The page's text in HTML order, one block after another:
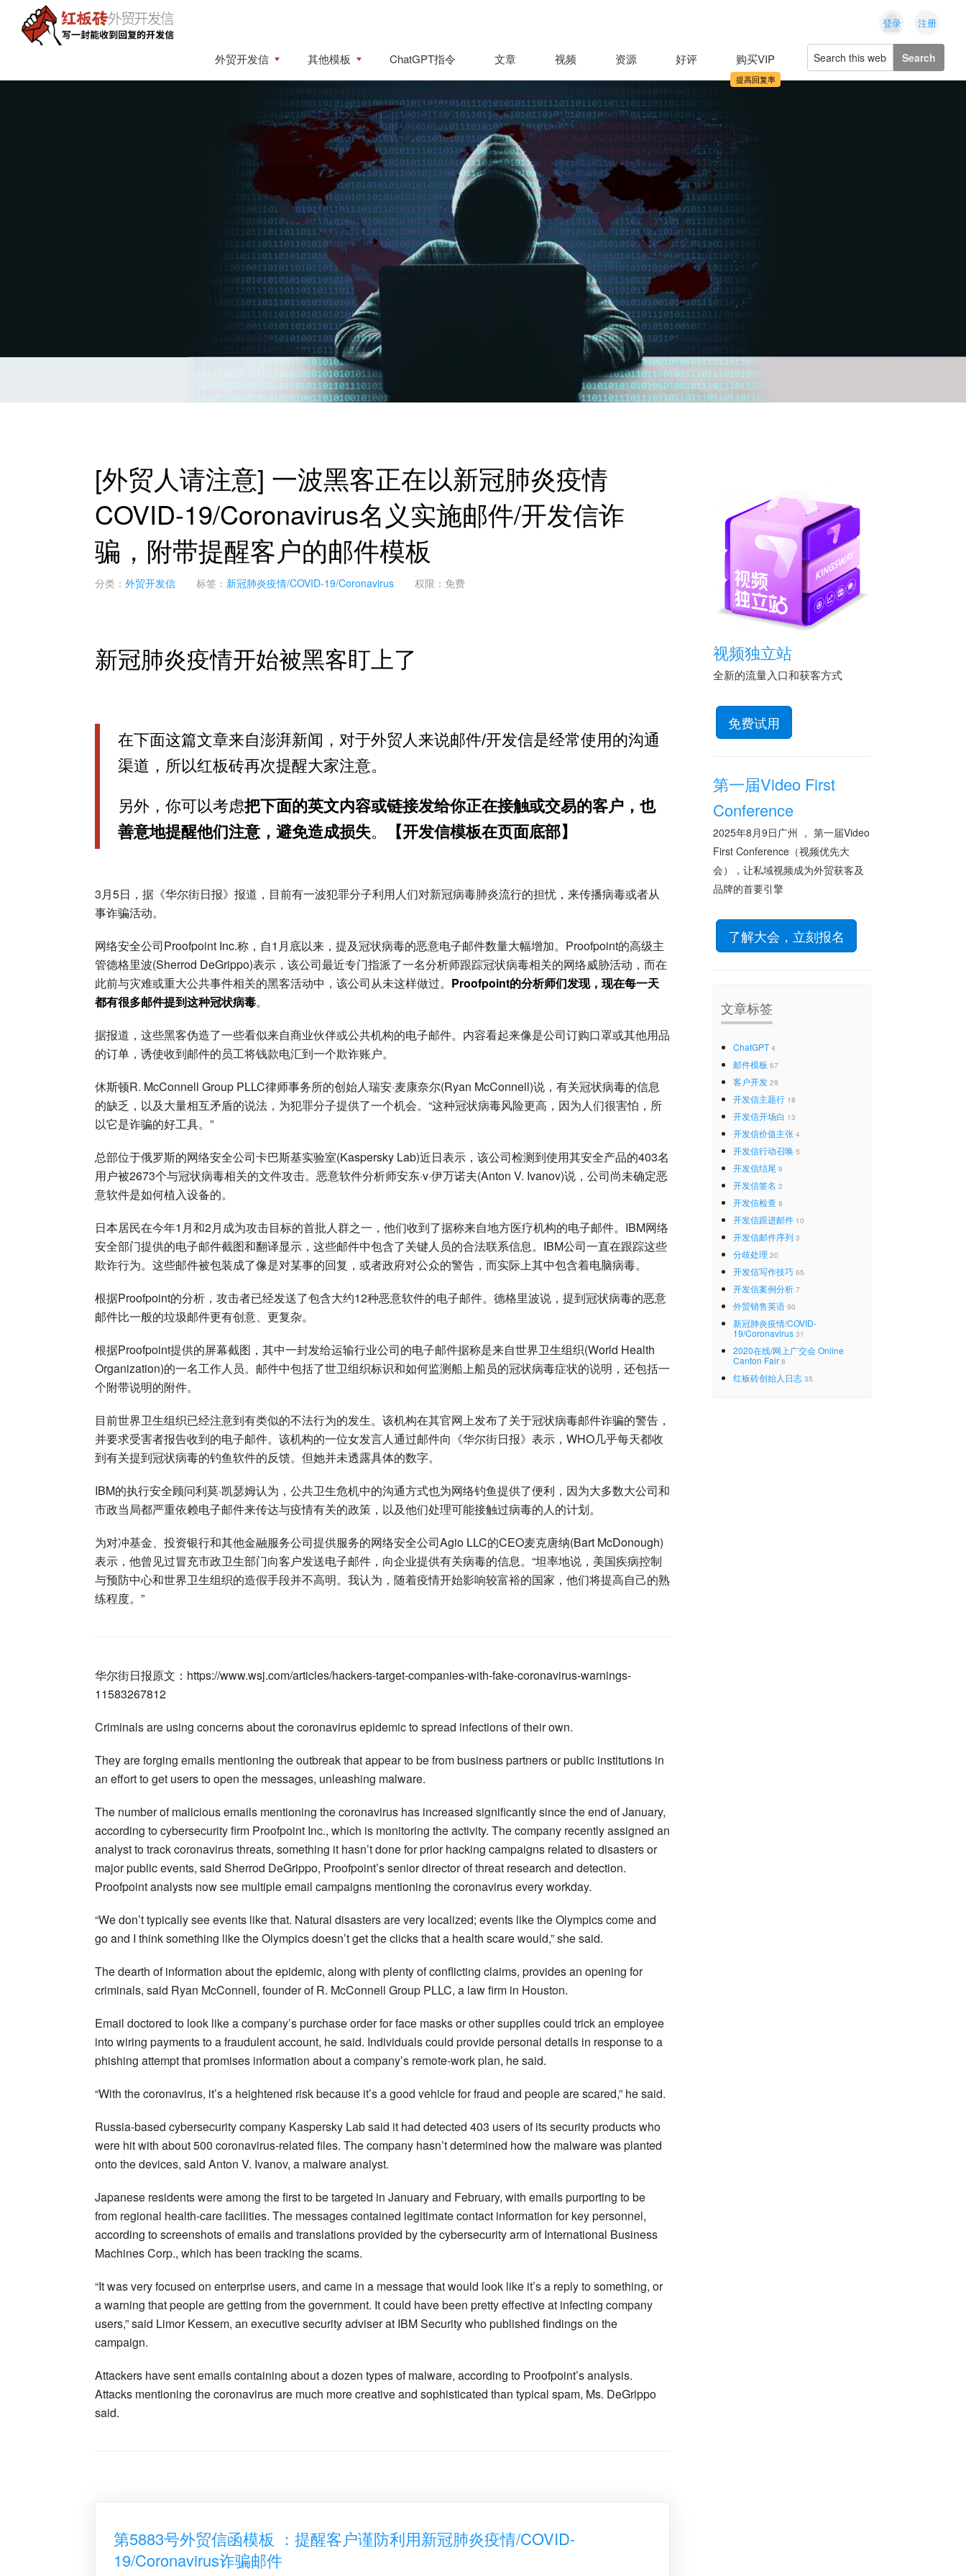
primary
content
砖
登录 注册
外贸开发信 其他模板 ChatGPT指令 文章 视频 资源 好评 购买VIP
Search
this
website
[外贸人请注意] 一波黑客正在以新冠肺炎疫情
COVID-19/Coronavirus名义实施邮件/开发信诈
骗，附带提醒客户的邮件模板
分类： 外贸开发信 标签： 新冠肺炎疫情/COVID-19/Coronavirus 权限：免费
新冠肺炎疫情开始被黑客盯上了
在下面这篇文章来自澎湃新闻，对于外贸人来说邮件/开发信是经常使用的沟通
渠道，所以红板砖再次提醒大家注意。
另外，你可以考虑把下面的英文内容或链接发给你正在接触或交易的客户，也
善意地提醒他们注意，避免造成损失。 【开发信模板在页面底部】
3月5日，据《华尔街日报》报道，目前有一波犯罪分子利用人们对新冠病毒肺炎流行的担忧，来传播病毒或者从
事诈骗活动。
网络安全公司Proofpoint Inc.称，自1月底以来，提及冠状病毒的恶意电子邮件数量大幅增加。Proofpoint的高级主
管德格里波(Sherrod DeGrippo)表示，该公司最近专门指派了一名分析师跟踪冠状病毒相关的网络威胁活动，而在
此前与灾难或重大公共事件相关的黑客活动中，该公司从未这样做过。 Proofpoint的分析师们发现，现在每一天
都有很多邮件提到这种冠状病毒。
据报道，这些黑客伪造了一些看似来自商业伙伴或公共机构的电子邮件。内容看起来像是公司订购口罩或其他用品
的订单，诱使收到邮件的员工将钱款电汇到一个欺诈账户。
休斯顿R. McConnell Group PLLC律师事务所的创始人瑞安·麦康奈尔(Ryan McConnell)说，有关冠状病毒的信息
的缺乏，以及大量相互矛盾的说法，为犯罪分子提供了一个机会。“这种冠状病毒风险更高，因为人们很害怕，所
以它是诈骗的好工具。”
总部位于俄罗斯的网络安全公司卡巴斯基实验室(Kaspersky Lab)近日表示，该公司检测到使用其安全产品的403名
用户被2673个与冠状病毒相关的文件攻击。恶意软件分析师安东·v·伊万诺夫(Anton V. Ivanov)说，公司尚未确定恶
意软件是如何植入设备的。
日本居民在今年1月和2月成为攻击目标的首批人群之一，他们收到了据称来自地方医疗机构的电子邮件。IBM网络
安全部门提供的电子邮件截图和翻译显示，这些邮件中包含了关键人员的合法联系信息。IBM公司一直在跟踪这些
欺诈行为。这些邮件被包装成了像是对某事的回复，或者政府对公众的警告，而实际上其中包含着电脑病毒。
根据Proofpoint的分析，攻击者已经发送了包含大约12种恶意软件的电子邮件。德格里波说，提到冠状病毒的恶意
邮件比一般的垃圾邮件更有创意、更复杂。
根据Proofpoint提供的屏幕截图，其中一封发给运输行业公司的电子邮件据称是来自世界卫生组织(World Health
Organization)的一名工作人员。邮件中包括了世卫组织标识和如何监测船上船员的冠状病毒症状的说明，还包括一
个附带说明的附件。
目前世界卫生组织已经注意到有类似的不法行为的发生。该机构在其官网上发布了关于冠状病毒邮件诈骗的警告，
并要求受害者报告收到的电子邮件。该机构的一位女发言人通过邮件向《华尔街日报》表示，WHO几乎每天都收
到有关提到冠状病毒的钓鱼软件的反馈。但她并未透露具体的数字。
IBM的执行安全顾问利莫·凯瑟姆认为，公共卫生危机中的沟通方式也为网络钓鱼提供了便利，因为大多数大公司和
市政当局都严重依赖电子邮件来传达与疫情有关的政策，以及他们处理可能接触过病毒的人的计划。
为对冲基金、投资银行和其他金融服务公司提供服务的网络安全公司Agio LLC的CEO麦克唐纳(Bart McDonough)
表示，他曾见过冒充市政卫生部门向客户发送电子邮件，向企业提供有关病毒的信息。“坦率地说，美国疾病控制
与预防中心和世界卫生组织的造假手段并不高明。我认为，随着疫情开始影响较富裕的国家，他们将提高自己的熟
练程度。”
华尔街日报原文：https://www.wsj.com/articles/hackers-target-companies-with-fake-coronavirus-warnings-
11583267812
Criminals are using concerns about the coronavirus epidemic to spread infections of their own.
They are forging emails mentioning the outbreak that appear to be from business partners or public institutions in
an effort to get users to open the messages, unleashing malware.
The number of malicious emails mentioning the coronavirus has increased significantly since the end of January,
according to cybersecurity firm Proofpoint Inc., which is monitoring the activity. The company recently assigned an
analyst to track coronavirus threats, something it hasn’t done for prior hacking campaigns related to disasters or
major public events, said Sherrod DeGrippo, Proofpoint’s senior director of threat research and detection.
Proofpoint analysts now see multiple email campaigns mentioning the coronavirus every workday.
“We don’t typically see events like that. Natural disasters are very localized; events like the Olympics come and
go and I think something like the Olympics doesn’t get the clicks that a health scare would,” she said.
The dearth of information about the epidemic, along with plenty of conflicting claims, provides an opening for
criminals, said Ryan McConnell, founder of R. McConnell Group PLLC, a law firm in Houston.
Email doctored to look like a company’s purchase order for face masks or other supplies could trick an employee
into wiring payments to a fraudulent account, he said. Individuals could provide personal details in response to a
phishing attempt that promises information about a company’s remote-work plan, he said.
“With the coronavirus, it’s a heightened risk because it’s a good vehicle for fraud and people are scared,” he said.
Russia-based cybersecurity company Kaspersky Lab said it had detected 403 users of its security products who
were hit with about 500 coronavirus-related files. The company hasn’t determined how the malware was planted
onto the devices, said Anton V. Ivanov, a malware analyst.
Japanese residents were among the first to be targeted in January and February, with emails purporting to be
from regional health-care facilities. The messages contained legitimate contact information for key personnel,
according to screenshots of emails and translations provided by the cybersecurity arm of International Business
Machines Corp., which has been tracking the scams.
“It was very focused on enterprise users, and came in a message that would look like it’s a reply to something, or
a warning that people are getting from the government. It could have been pretty effective at infecting company
users,” said Limor Kessem, an executive security adviser at IBM Security who published findings on the
campaign.
Attackers have sent emails containing about a dozen types of malware, according to Proofpoint’s analysis.
Attacks mentioning the coronavirus are much more creative and sophisticated than typical spam, Ms. DeGrippo
said.
第5883号外贸信函模板 ：提醒客户谨防利用新冠肺炎疫情/COVID-
19/Coronavirus诈骗邮件
视频独立站
全新的流量入口和获客方式
免费试用
第一届Video First
Conference
2025年8月9日广州 ， 第一届Video
First Conference（视频优先大
会），让私域视频成为外贸获客及
品牌的首要引擎
了解大会，立刻报名
文章标签
ChatGPT 4
邮件模板 67
客户开发 29
开发信主题行 18
开发信开场白 13
开发信价值主张 4
开发信行动召唤 5
开发信结尾 9
开发信签名 2
开发信检查 8
开发信跟进邮件 10
开发信邮件序列 3
分歧处理 20
开发信写作技巧 65
开发信案例分析 7
外贸销售英语 90
新冠肺炎疫情/COVID-
19/Coronavirus 31
2020在线/网上广交会 Online
Canton Fair 8
红板砖创始人日志 35